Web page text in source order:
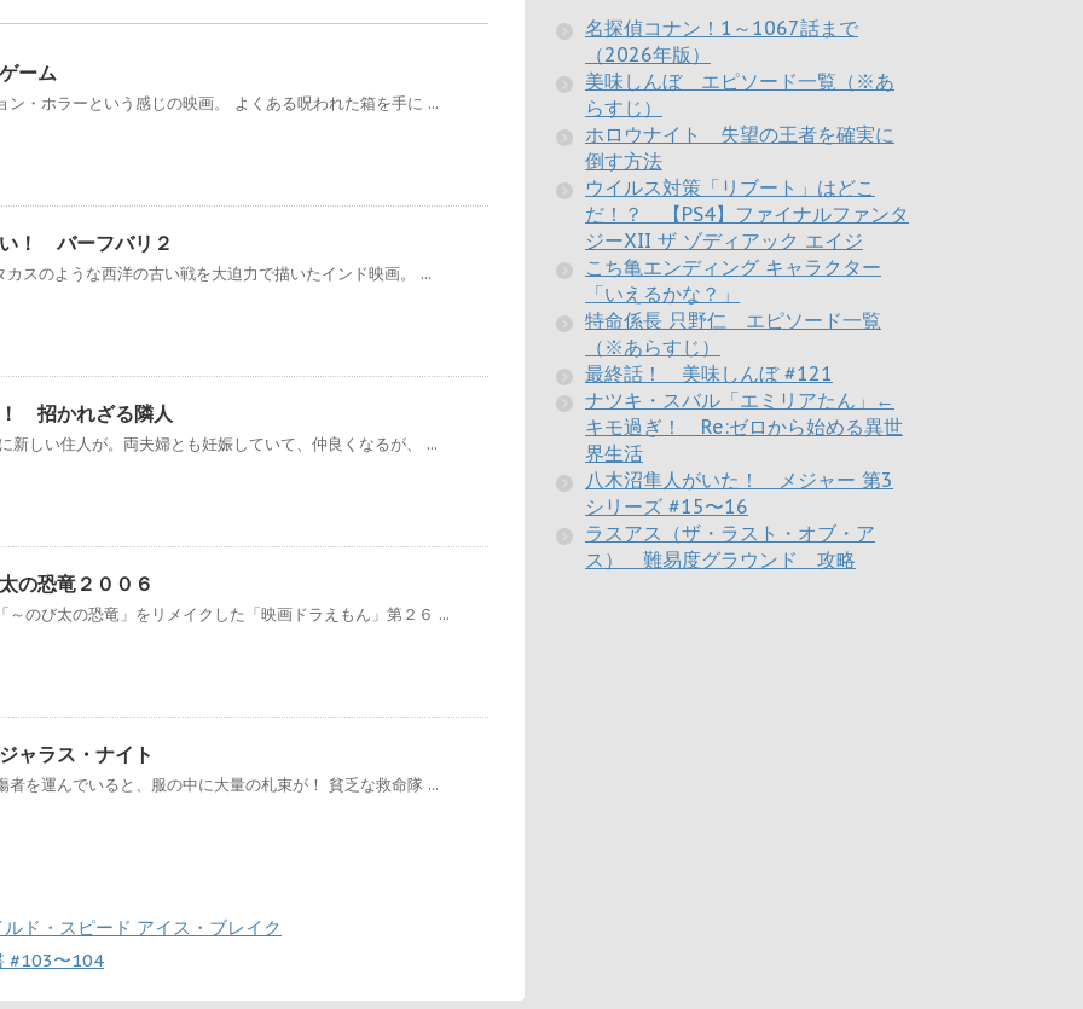
ーム
ン・ホラーという感じの映画。 よくある呪われた箱を手に ...
！ バーフバリ２
スのような西洋の古い戦を大迫力で描いたインド映画。 ...
招かれざる隣人
新しい住人が。両夫婦とも妊娠していて、仲良くなるが、 ...
の恐竜２００６
～のび太の恐竜」をリメイクした「映画ドラえもん」第２６ ...
ャラス・ナイト
者を運んでいると、服の中に大量の札束が！ 貧乏な救命隊 ...
ド・スピード アイス・ブレイク
#103〜104
名探偵コナン！1～1067話まで
（2026年版）
美味しんぼ エピソード一覧（※あ
らすじ）
ホロウナイト 失望の王者を確実に
倒す方法
ウイルス対策「リブート」はどこ
だ！？ 【PS4】ファイナルファンタ
ジーXII ザ ゾディアック エイジ
こち亀エンディング キャラクター
「いえるかな？」
特命係長 只野仁 エピソード一覧
（※あらすじ）
最終話！ 美味しんぼ #121
ナツキ・スバル「エミリアたん」←
キモ過ぎ！ Re:ゼロから始める異世
界生活
八木沼隼人がいた！ メジャー 第3
シリーズ #15〜16
ラスアス（ザ・ラスト・オブ・ア
ス） 難易度グラウンド 攻略